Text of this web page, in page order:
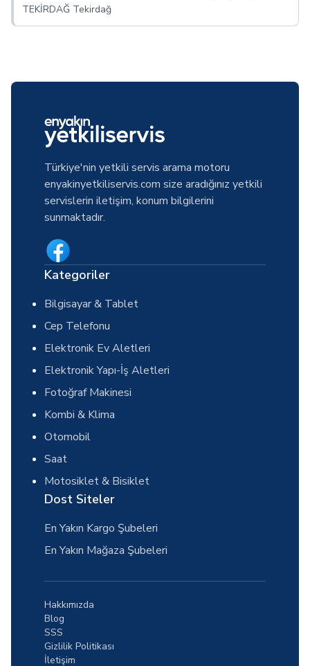
TEKİRDAĞ Tekirdağ
Türkiye'nin yetkili servis arama motoru
enyakinyetkiliservis.com size aradığınız yetkili
servislerin iletişim, konum bilgilerini
sunmaktadır.
Kategoriler
Bilgisayar & Tablet
Cep Telefonu
Elektronik Ev Aletleri
Elektronik Yapı-İş Aletleri
Fotoğraf Makinesi
Kombi & Klima
Otomobil
Saat
Motosiklet & Bisiklet
Dost Siteler
En Yakın Kargo Şubeleri
En Yakın Mağaza Şubeleri
Hakkımızda
Blog
SSS
Gizlilik Politikası
İletişim